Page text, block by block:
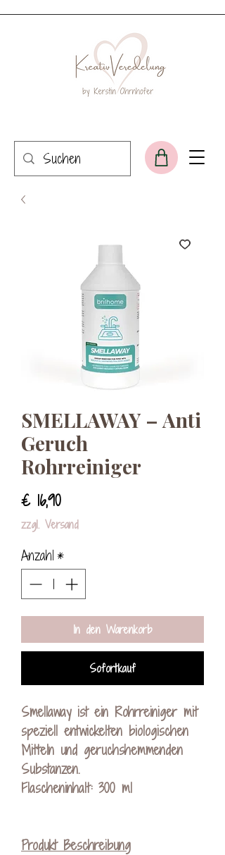
SMELLAWAY – Anti
Geruch
Rohrreiniger
€ 16,90Preis
zzgl. Versand
Anzahl *
In den Warenkorb
Sofortkauf
Smellaway ist ein Rohrreiniger mit
speziell entwickelten biologischen
Mitteln und geruchshemmenden
Substanzen.
Flascheninhalt: 300 ml
Produkt Beschreibung